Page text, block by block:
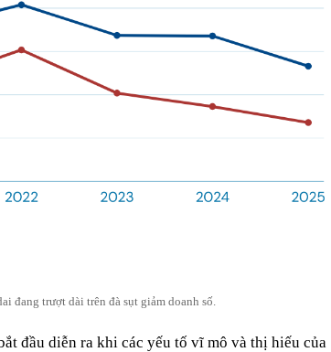
đang trượt dài trên đà sụt giảm doanh số.
đầu diễn ra khi các yếu tố vĩ mô và thị hiếu của